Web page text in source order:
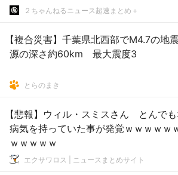
２ちゃんねるニュース超速まとめ＋
【複合災害】千葉県北西部でM4.7の
源の深さ約60km 最大震度3
とらのまき
【悲報】ウィル・スミスさん とんで
病気を持っていた事が発覚ｗｗｗｗｗ
ｗｗｗｗｗ
エクサワロス | ニュースまとめサイト